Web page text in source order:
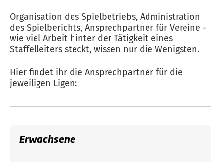
Organisation des Spielbetriebs, Administration
des Spielberichts, Ansprechpartner für Vereine -
wie viel Arbeit hinter der Tätigkeit eines
Staffelleiters steckt, wissen nur die Wenigsten.
Hier findet ihr die Ansprechpartner für die
jeweiligen Ligen:
Erwachsene